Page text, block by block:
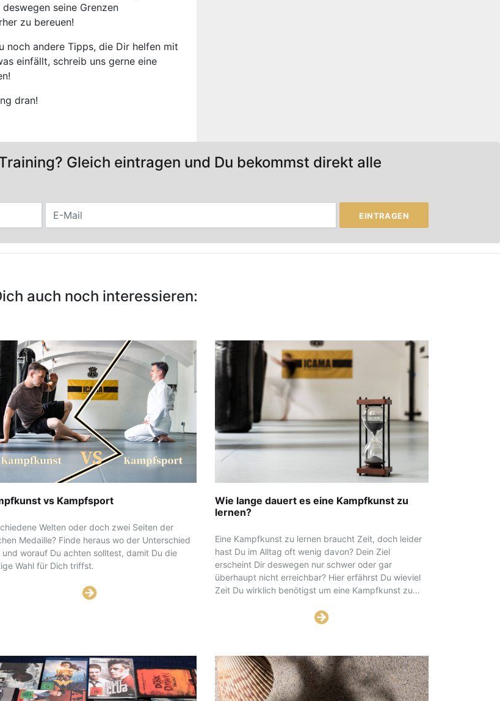
seine Grenzen
zu bereuen!
noch andere Tipps, die Dir helfen mit
einfällt, schreib uns gerne eine
dran!
Gleich eintragen und Du bekommst direkt alle
EINTRAGEN
auch noch interessieren:
vs Kampfsport
Welten oder doch zwei Seiten der
Medaille? Finde heraus wo der Unterschied
und worauf Du achten solltest, damit Du die
Wahl für Dich triffst.
Wie lange dauert es eine Kampfkunst zu
lernen?
Eine Kampfkunst zu lernen braucht Zeit, doch leider
hast Du im Alltag oft wenig davon? Dein Ziel
erscheint Dir deswegen nur schwer oder gar
überhaupt nicht erreichbar? Hier erfährst Du wieviel
Zeit Du wirklich benötigst um eine Kampfkunst zu
sowohl länger als auch kürzer sein, als Du Dir zu